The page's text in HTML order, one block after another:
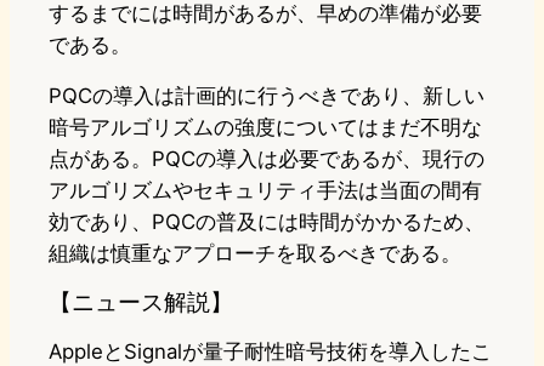
するまでには時間があるが、早めの準備が必要
である。
PQCの導入は計画的に行うべきであり、新しい
暗号アルゴリズムの強度についてはまだ不明な
点がある。PQCの導入は必要であるが、現行の
アルゴリズムやセキュリティ手法は当面の間有
効であり、PQCの普及には時間がかかるため、
組織は慎重なアプローチを取るべきである。
【ニュース解説】
AppleとSignalが量子耐性暗号技術を導入したこ